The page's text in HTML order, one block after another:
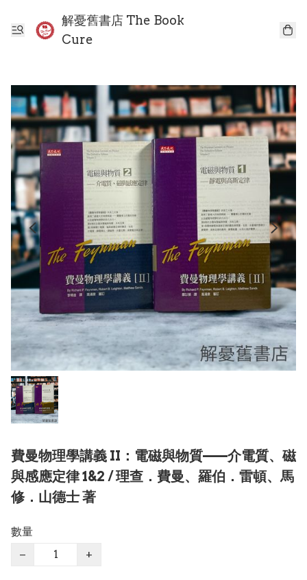
解憂舊書店 The Book
Cure
費曼物理學講義 II：電磁與物質——介電質、磁
與感應定律 1&2 / 理查．費曼、羅伯．雷頓、馬
修．山德士 著
數量
−
+